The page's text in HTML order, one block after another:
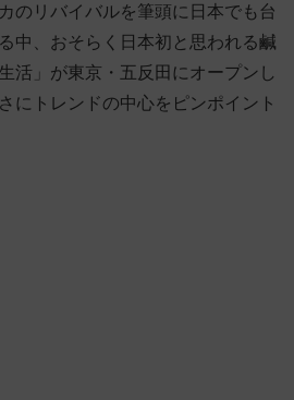
のリバイバルを筆頭に日本でも台
中、おそらく日本初と思われる鹹
活」が東京・五反田にオープンし
にトレンドの中心をピンポイント